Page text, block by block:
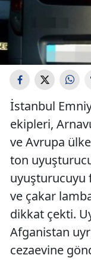
İstanbul
ekipleri,
ve Avrupa
ton
uyuşturucuyu
ve çakar
dikkat çekti.
Afganistan
cezaevine